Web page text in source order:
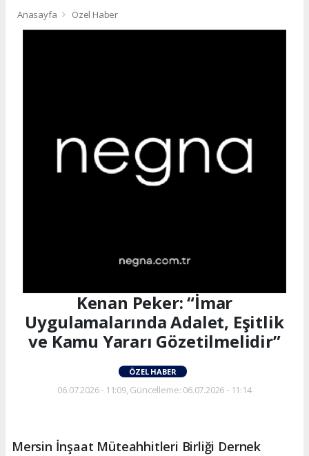
Anasayfa Özel Haber
Kenan Peker: “İmar
Uygulamalarında Adalet, Eşitlik
ve Kamu Yararı Gözetilmelidir”
ÖZEL HABER
06.07.2026 - 11:09, Güncelleme: 06.07.2026 - 11:14
Mersin İnşaat Müteahhitleri Birliği Dernek